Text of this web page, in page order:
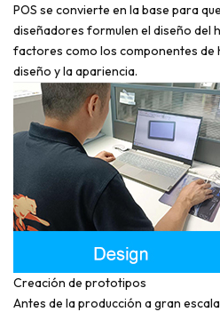
POS se convierte en la base para
diseñadores formulen el diseño del
factores como los componentes de
diseño y la apariencia.
Creación de prototipos
Antes de la producción a gran